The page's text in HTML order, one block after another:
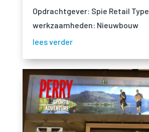
Opdrachtgever: Spie Retail Type
werkzaamheden: Nieuwbouw
lees verder